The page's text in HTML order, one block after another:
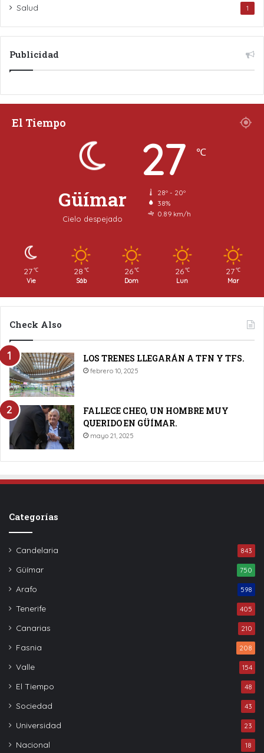
Salud 1
Publicidad
El Tiempo
Güímar
Cielo despejado
27 ℃
28º - 20º
38%
0.89 km/h
27 ℃
Vie
28 ℃
Sáb
26 ℃
Dom
26 ℃
Lun
27 ℃
Mar
Check Also
LOS TRENES LLEGARÁN A TFN Y TFS.
febrero 10, 2025
FALLECE CHEO, UN HOMBRE MUY
QUERIDO EN GÜÍMAR.
mayo 21, 2025
Categorías
Candelaria 843
Güímar 750
Arafo 598
Tenerife 405
Canarias 210
Fasnia 208
Valle 154
El Tiempo 48
Sociedad 43
Universidad 23
Nacional 18